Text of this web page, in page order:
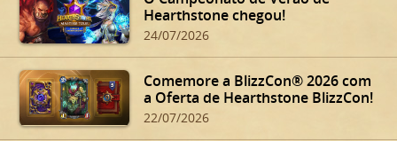
Hearthstone chegou!
24/07/2026
Comemore a BlizzCon® 2026 com
a Oferta de Hearthstone BlizzCon!
22/07/2026